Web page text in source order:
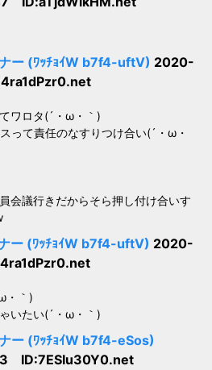
ー (ﾜｯﾁｮｲW b7f4-uftV) 2020-
ワロタ(´・ω・｀)
って責任のなすりつけ合い(´・ω・
会議行きだからそら押し付け合いす
ー (ﾜｯﾁｮｲW b7f4-uftV) 2020-
・｀)
いたい(´・ω・｀)
ー (ﾜｯﾁｮｲW b7f4-eSos)
ID:7ESIu30Y0.net